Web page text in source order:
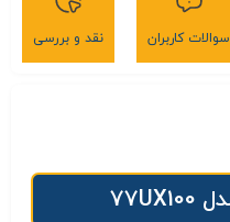
سوالات کاربران نقد و بررسی